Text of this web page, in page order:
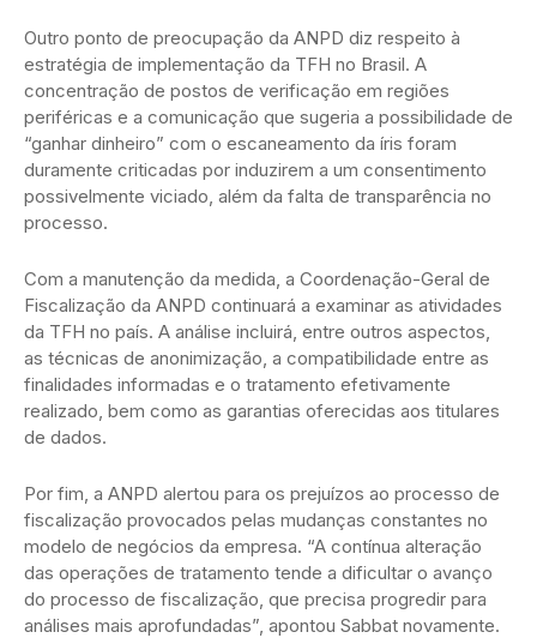
Outro ponto de preocupação da ANPD diz respeito à
estratégia de implementação da TFH no Brasil. A
concentração de postos de verificação em regiões
periféricas e a comunicação que sugeria a possibilidade de
“ganhar dinheiro” com o escaneamento da íris foram
duramente criticadas por induzirem a um consentimento
possivelmente viciado, além da falta de transparência no
processo.
Com a manutenção da medida, a Coordenação-Geral de
Fiscalização da ANPD continuará a examinar as atividades
da TFH no país. A análise incluirá, entre outros aspectos,
as técnicas de anonimização, a compatibilidade entre as
finalidades informadas e o tratamento efetivamente
realizado, bem como as garantias oferecidas aos titulares
de dados.
Por fim, a ANPD alertou para os prejuízos ao processo de
fiscalização provocados pelas mudanças constantes no
modelo de negócios da empresa. “A contínua alteração
das operações de tratamento tende a dificultar o avanço
do processo de fiscalização, que precisa progredir para
análises mais aprofundadas”, apontou Sabbat novamente.